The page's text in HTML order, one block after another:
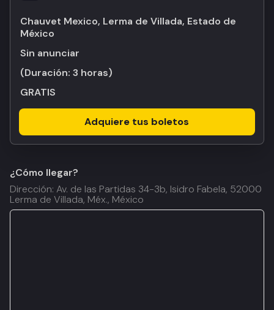
Chauvet Mexico, Lerma de Villada, Estado de
México
Sin anunciar
(Duración: 3 horas)
GRATIS
Adquiere tus boletos
¿Cómo llegar?
Dirección: Av. de las Partidas 34-3b, Isidro Fabela, 52000
Lerma de Villada, Méx., México